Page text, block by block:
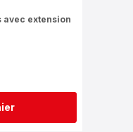
extension